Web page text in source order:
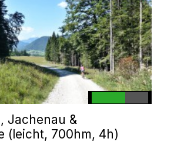
Jachenau &
(leicht, 700hm, 4h)